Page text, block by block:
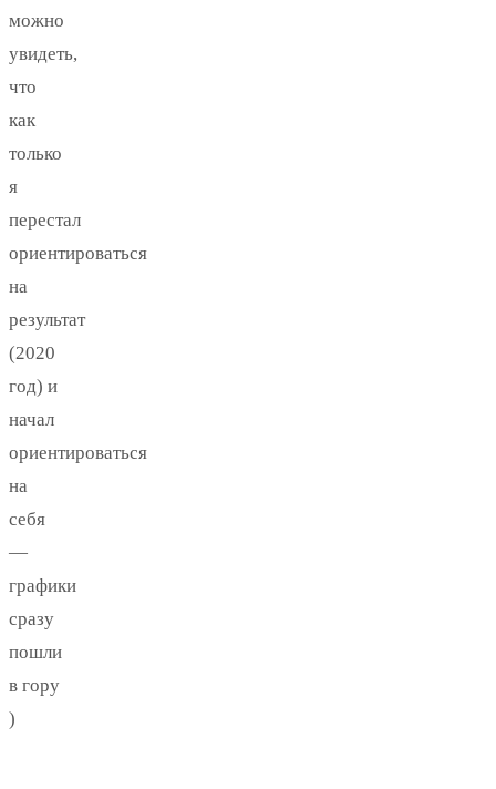
можно
увидеть,
что
как
только
я
перестал
ориентироваться
на
результат
(2020
год) и
начал
ориентироваться
на
себя
—
графики
сразу
пошли
в гору
)